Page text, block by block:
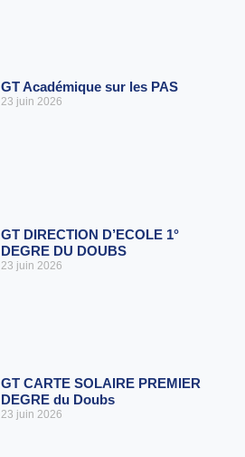
GT Académique sur les PAS
23 juin 2026
GT DIRECTION D’ECOLE 1°
DEGRE DU DOUBS
23 juin 2026
GT CARTE SOLAIRE PREMIER
DEGRE du Doubs
23 juin 2026